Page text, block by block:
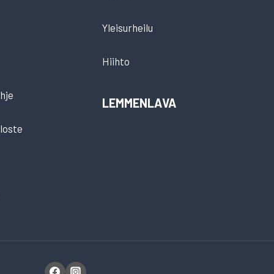
Yleisurheilu
Hiihto
LEMMENLAVA